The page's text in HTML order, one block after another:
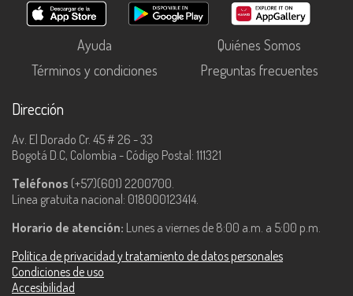
Ayuda
Quiénes Somos
Términos y condiciones
Preguntas frecuentes
Dirección
Av. El Dorado Cr. 45 # 26 - 33
Bogotá D.C, Colombia - Código Postal: 111321
Teléfonos (+57)(601) 2200700.
Línea gratuita nacional: 018000123414.
Horario de atención: Lunes a viernes de 8:00 a.m. a 5:00 p.m.
Política de privacidad y tratamiento de datos personales
Condiciones de uso
Accesibilidad